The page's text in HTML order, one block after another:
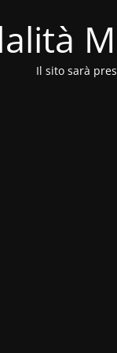
Il sito sarà